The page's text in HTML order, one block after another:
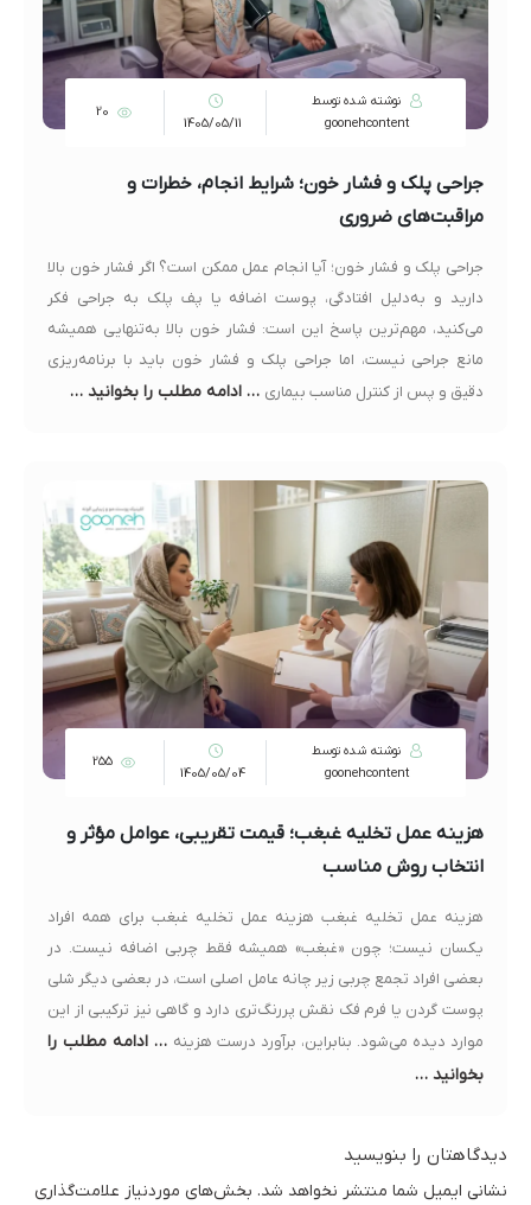
نوشته شده توسط
goonehcontent
1405/05/11
20
جراحی پلک و فشار خون؛ شرایط انجام، خطرات و
مراقبت‌های ضروری
جراحی پلک و فشار خون؛ آیا انجام عمل ممکن است؟ اگر فشار خون بالا
دارید و به‌دلیل افتادگی، پوست اضافه یا پف پلک به جراحی فکر
می‌کنید، مهم‌ترین پاسخ این است: فشار خون بالا به‌تنهایی همیشه
مانع جراحی نیست، اما جراحی پلک و فشار خون باید با برنامه‌ریزی
دقیق و پس از کنترل مناسب بیماری … ادامه مطلب را بخوانید …
نوشته شده توسط
goonehcontent
1405/05/04
255
هزینه عمل تخلیه غبغب؛ قیمت تقریبی، عوامل مؤثر و
انتخاب روش مناسب
هزینه عمل تخلیه غبغب هزینه عمل تخلیه غبغب برای همه افراد
یکسان نیست؛ چون «غبغب» همیشه فقط چربی اضافه نیست. در
بعضی افراد تجمع چربی زیر چانه عامل اصلی است، در بعضی دیگر شلی
پوست گردن یا فرم فک نقش پررنگ‌تری دارد و گاهی نیز ترکیبی از این
موارد دیده می‌شود. بنابراین، برآورد درست هزینه … ادامه مطلب را
بخوانید …
دیدگاهتان را بنویسید
نشانی ایمیل شما منتشر نخواهد شد. بخش‌های موردنیاز علامت‌گذاری